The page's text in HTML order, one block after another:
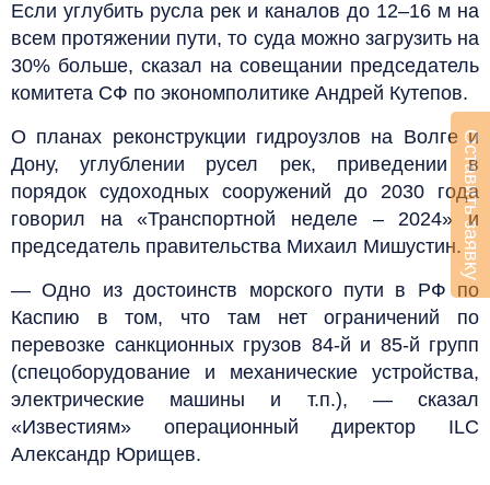
Если углубить русла рек и каналов до 12–16 м на
всем протяжении пути, то суда можно загрузить на
30% больше, сказал на совещании председатель
комитета СФ по экономполитике Андрей Кутепов.
О планах реконструкции гидроузлов на Волге и
Дону, углублении русел рек, приведении в
порядок судоходных сооружений до 2030 года
говорил на «Транспортной неделе – 2024» и
председатель правительства Михаил Мишустин.
— Одно из достоинств морского пути в РФ по
Каспию в том, что там нет ограничений по
перевозке санкционных грузов 84-й и 85-й групп
(спецоборудование и механические устройства,
электрические машины и т.п.), — сказал
«Известиям» операционный директор ILC
Александр Юрищев.
Оставить заявку